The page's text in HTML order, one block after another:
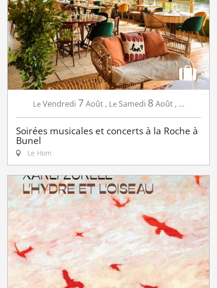
Le Vendredi 7 Août, Le Samedi 8 Août, ...
Soirées musicales et concerts à la Roche à
Bunel
Le Hom